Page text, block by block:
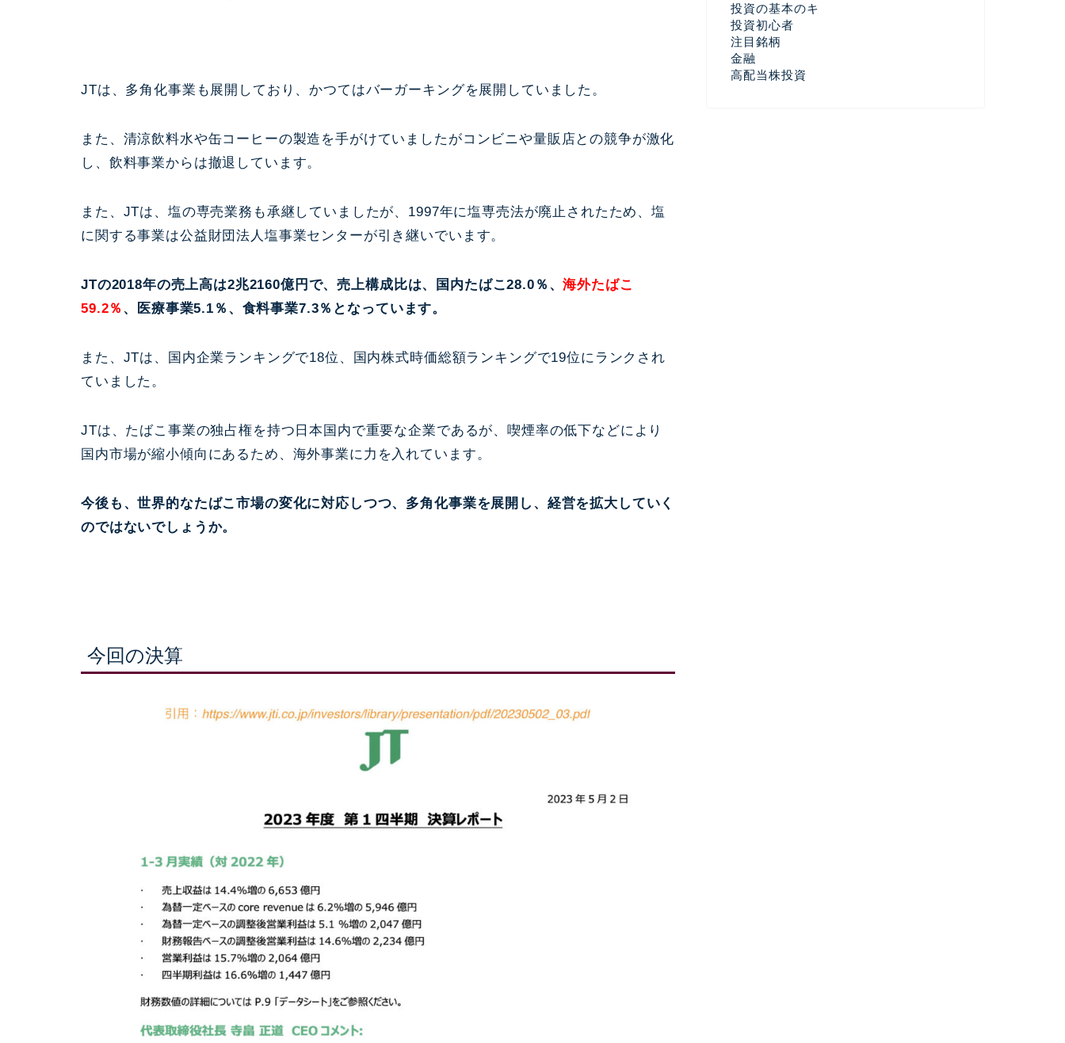
JTは、多角化事業も展開しており、かつてはバーガーキングを展開していました。
また、清涼飲料水や缶コーヒーの製造を手がけていましたがコンビニや量販店との競争が激化
し、飲料事業からは撤退しています。
また、JTは、塩の専売業務も承継していましたが、1997年に塩専売法が廃止されたため、塩
に関する事業は公益財団法人塩事業センターが引き継いでいます。
JTの2018年の売上高は2兆2160億円で、売上構成比は、国内たばこ28.0％、海外たばこ
59.2％ 、医療事業5.1％、食料事業7.3％となっています。
また、JTは、国内企業ランキングで18位、国内株式時価総額ランキングで19位にランクされ
ていました。
JTは、たばこ事業の独占権を持つ日本国内で重要な企業であるが、喫煙率の低下などにより
国内市場が縮小傾向にあるため、海外事業に力を入れています。
今後も、世界的なたばこ市場の変化に対応しつつ、多角化事業を展開し、経営を拡大していく
のではないでしょうか。
今回の決算
投資の基本のキ
投資初心者
注目銘柄
金融
高配当株投資